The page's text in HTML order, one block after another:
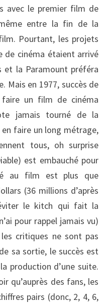
avec le premier film de
entre la fin de la
Pourtant, les projets
de cinéma étaient arrivé
et la Paramount préféra
Mais en 1977, succès de
faire un film de cinéma
jamais tourné de la
faire un long métrage,
tous, oh surprise
est embauché pour
au film est plus que
(36 millions d’après
le kitch qui fait la
pour rappel jamais vu)
critiques ne sont pas
sa sortie, le succès est
production d’une suite.
qu’auprès des fans, les
pairs (donc, 2, 4, 6,